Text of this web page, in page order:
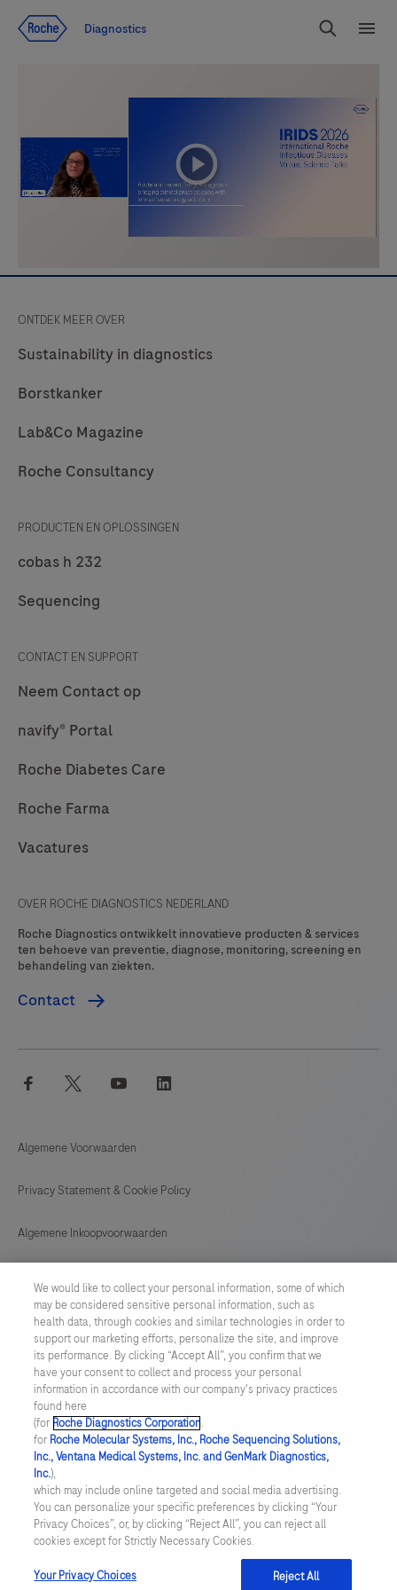
Diagnostics
Search
playicon
ONTDEK MEER OVER
Sustainability in diagnostics
Borstkanker
Lab&Co Magazine
Roche Consultancy
PRODUCTEN EN OPLOSSINGEN
cobas h 232
Sequencing
CONTACT EN SUPPORT
Neem Contact op
navify® Portal
Roche Diabetes Care
Roche Farma
Vacatures
OVER ROCHE DIAGNOSTICS NEDERLAND
Roche Diagnostics ontwikkelt innovatieve producten & services
ten behoeve van preventie, diagnose, monitoring, screening en
behandeling van ziekten.
Contact
facebook twitter youtube
Algemene Voorwaarden
Privacy Statement & Cookie Policy
Algemene Inkoopvoorwaarden
General Purchase Conditions
NETHERLANDS /English
© 2026 Roche Diagnostics Nederland B.V.
Last updated: 07.08.2026
Deze website bevat informatie over producten die zijn bedoeld
voor een breed publiek en kan productdetails of andere
informatie bevatten die niet van toepassing of niet geldig is in uw
land. Wij wijzen u erop dat wij geen enkele verantwoordelijkheid
nemen voor het benaderen van deze informatie die mogelijk niet
in overeenstemming is met enige geldende juridische procedures,
wet- en regelgeving, registraties of gebruik in uw land van
We would like to collect your personal information, some of which
may be considered sensitive personal information, such as
health data, through cookies and similar technologies in order to
support our marketing efforts, personalize the site, and improve
its performance. By clicking “Accept All”, you confirm that we
have your consent to collect and process your personal
information in accordance with our company's privacy practices
found here
(for Roche Diagnostics Corporation.
for Roche Molecular Systems, Inc., Roche Sequencing Solutions,
Inc., Ventana Medical Systems, Inc. and GenMark Diagnostics,
Inc.),
which may include online targeted and social media advertising.
You can personalize your specific preferences by clicking “Your
Privacy Choices”, or, by clicking “Reject All”, you can reject all
cookies except for Strictly Necessary Cookies.
Your Privacy Choices Reject All